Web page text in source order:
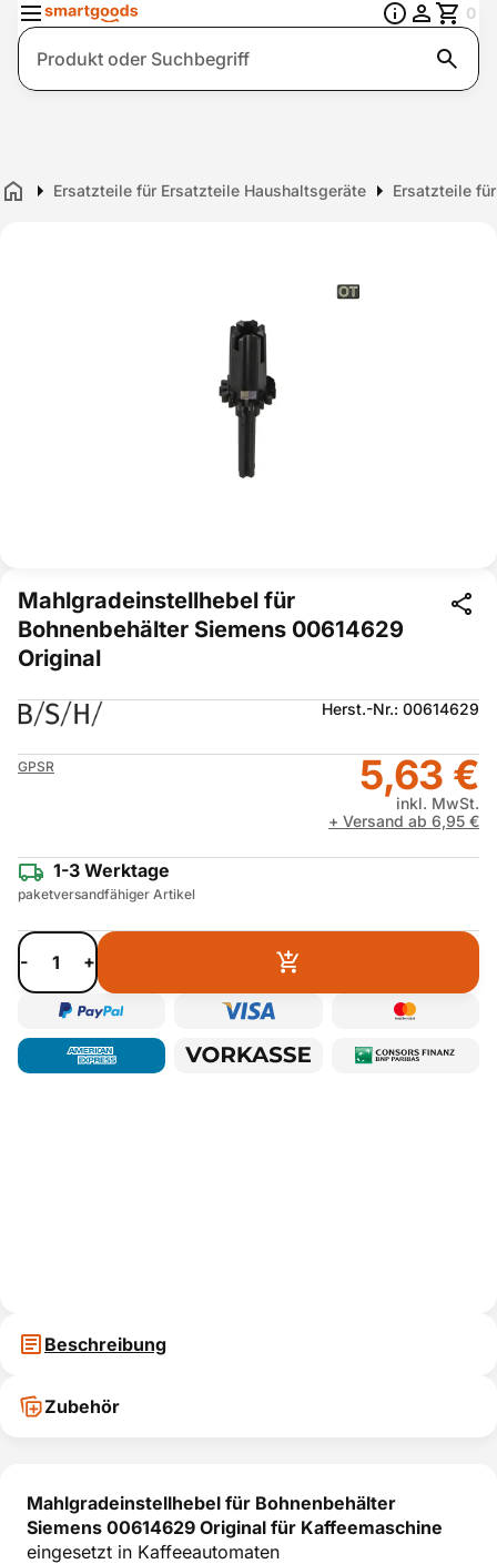
Suche
0
Home Ersatzteile für Ersatzteile Haushaltsgeräte Ersatzteile
Mahlgradeinstellhebel für
Bohnenbehälter Siemens 00614629
Original
Herst.-Nr.: 00614629
GPSR 5,63 €
inkl. MwSt.
+ Versand ab 6,95 €
1-3 Werktage
paketversandfähiger Artikel
- +
Beschreibung
Zubehör
Mahlgradeinstellhebel für Bohnenbehälter
Siemens 00614629 Original für Kaffeemaschine
eingesetzt in Kaffeeautomaten